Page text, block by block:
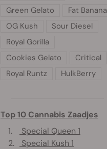
Green Gelato
Fat Banana
OG Kush
Sour Diesel
Royal Gorilla
Cookies Gelato
Critical
Royal Runtz
HulkBerry
Top 10 Cannabis Zaadjes
1.
Special Queen 1
2.
Special Kush 1